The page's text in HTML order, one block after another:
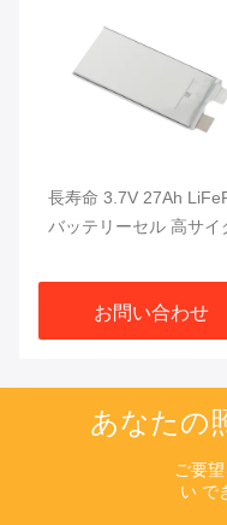
長寿命 3.7V 27Ah
バッテリーセル 高サイ
お問い合わせ
あなたの
ご要
い で